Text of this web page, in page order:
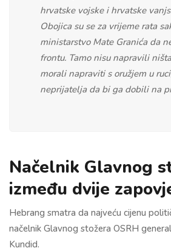
hrvatske vojske i hrvatske
Obojica su se za vrijeme rata
ministarstvo Mate Granića da
frontu. Tamo nisu napravili
morali napraviti s oružjem u
neprijatelja da bi ga dobili na
Načelnik Glavnog
između dvije
Hebrang smatra da najveću cijenu
načelnik Glavnog stožera OSRH
Kundid.